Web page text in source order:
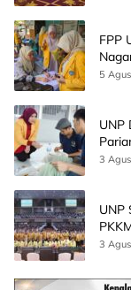
FPP
5
UNP
AI
3
UNP
3